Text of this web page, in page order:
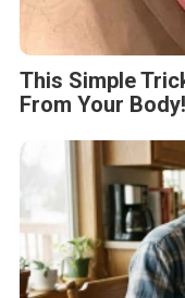
This Simple
From Your Body!